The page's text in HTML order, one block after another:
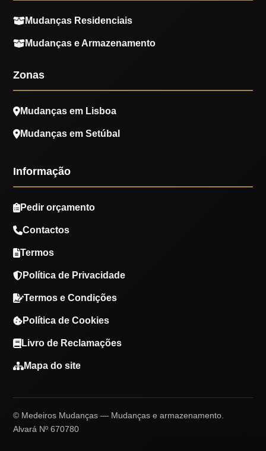
Mudanças Residenciais
Mudanças e Armazenamento
Zonas
Mudanças em Lisboa
Mudanças em Setúbal
Informação
Pedir orçamento
Contactos
Termos
Política de Privacidade
Termos e Condições
Política de Cookies
Livro de Reclamações
Mapa do site
© Medeiros Mudanças — Mudanças e armazenamento.
Alvará Nº 670780